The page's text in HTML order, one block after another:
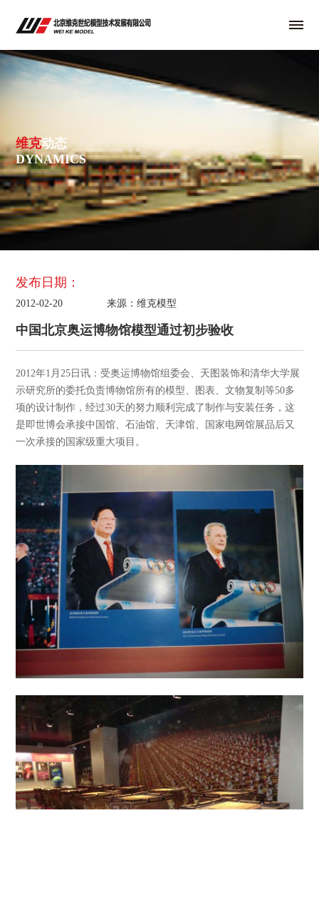
维克动态
DYNAMICS
发布日期：
2012-02-20 来源：维克模型
中国北京奥运博物馆模型通过初步验收
2012年1月25日讯：受奥运博物馆组委会、天图装饰和清华大学展
示研究所的委托负责博物馆所有的模型、图表、文物复制等50多
项的设计制作，经过30天的努力顺利完成了制作与安装任务，这
是即世博会承接中国馆、石油馆、天津馆、国家电网馆展品后又
一次承接的国家级重大项目。